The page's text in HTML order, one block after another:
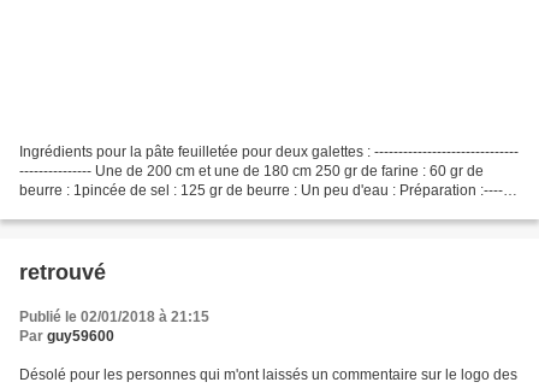
Ingrédients pour la pâte feuilletée pour deux galettes : ------------------------------
--------------- Une de 200 cm et une de 180 cm 250 gr de farine : 60 gr de
beurre : 1pincée de sel : 125 gr de beurre : Un peu d'eau : Préparation :-------
retrouvé
Publié le 02/01/2018 à 21:15
Par guy59600
Désolé pour les personnes qui m'ont laissés un commentaire sur le logo des